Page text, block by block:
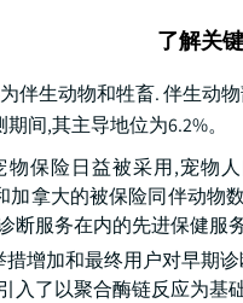
了解关
伴生动物和牲畜. 伴生动
间,其主导地位为6.2%。
保险日益被采用,宠物
加拿大的被保险同伴动物
断服务在内的先进保健服务
增加和最终用户对早期
入了以聚合酶链反应为基